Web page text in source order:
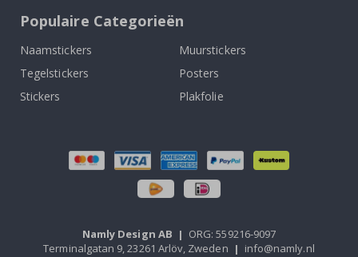
Populaire Categorieën
Naamstickers
Muurstickers
Tegelstickers
Posters
Stickers
Plakfolie
Namly Design AB | ORG: 559216-9097
Terminalgatan 9, 23261 Arlöv, Zweden | info@namly.nl